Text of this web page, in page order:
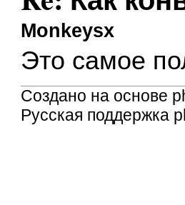
Monkeysx
Это самое
Создано на основе
Русская поддержка